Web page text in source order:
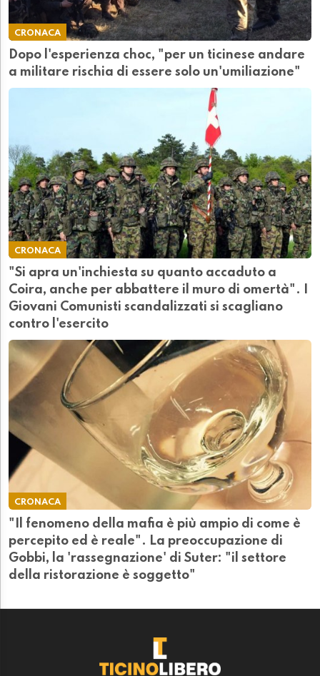
CRONACA
Dopo l'esperienza choc, "per un ticinese andare
a militare rischia di essere solo un'umiliazione"
CRONACA
"Si apra un'inchiesta su quanto accaduto a
Coira, anche per abbattere il muro di omertà". I
Giovani Comunisti scandalizzati si scagliano
contro l'esercito
CRONACA
"Il fenomeno della mafia è più ampio di come è
percepito ed è reale". La preoccupazione di
Gobbi, la 'rassegnazione' di Suter: "il settore
della ristorazione è soggetto"